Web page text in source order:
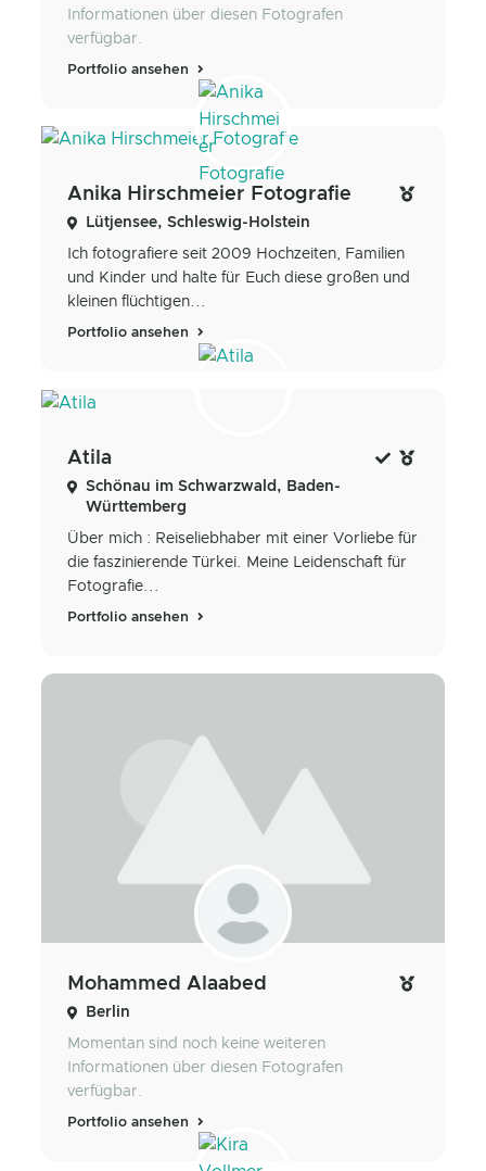
Informationen über diesen Fotografen
verfügbar.
Portfolio ansehen
Anika Hirschmeier Fotografie
Lütjensee, Schleswig-Holstein
Ich fotografiere seit 2009 Hochzeiten, Familien
und Kinder und halte für Euch diese großen und
kleinen flüchtigen...
Portfolio ansehen
Atila
Schönau im Schwarzwald, Baden-
Württemberg
Über mich : Reiseliebhaber mit einer Vorliebe für
die faszinierende Türkei. Meine Leidenschaft für
Fotografie...
Portfolio ansehen
Mohammed Alaabed
Berlin
Momentan sind noch keine weiteren
Informationen über diesen Fotografen
verfügbar.
Portfolio ansehen